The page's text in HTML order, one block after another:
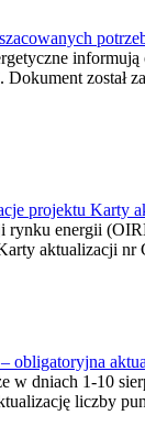
Dokument został
projektu Karty
rynku energii
aktualizacji nr
obligatoryjna
w dniach 1-10
liczby